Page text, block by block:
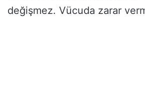
değişmez. Vücuda zarar